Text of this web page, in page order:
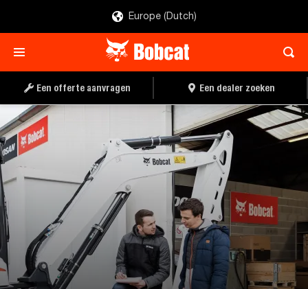
Europe (Dutch)
Een offerte aanvragen Een dealer zoeken